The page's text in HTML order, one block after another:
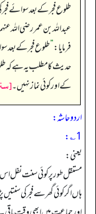
طلوع فجر کے بعد سوائے
عبداللہ بن عمر رضی الله
فرمایا:”طلوع فجر کے بعد
حدیث کا مطلب یہ ہے کہ
کے اور کوئی نماز نہیں۔
اردو حاشہ:
1؎:
یعنی:
مستقل طور پر کوئی سنت نفل
ہاں اگر کوئی گھر سے فجر کی